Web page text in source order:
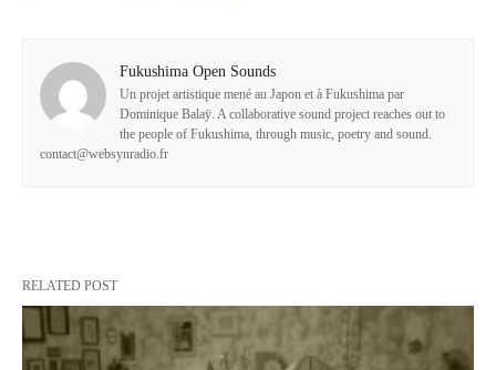
Fukushima Open Sounds
Un projet artistique mené au Japon et à Fukushima par
Dominique Balaÿ. A collaborative sound project reaches out to
the people of Fukushima, through music, poetry and sound.
contact@websynradio.fr
RELATED POST